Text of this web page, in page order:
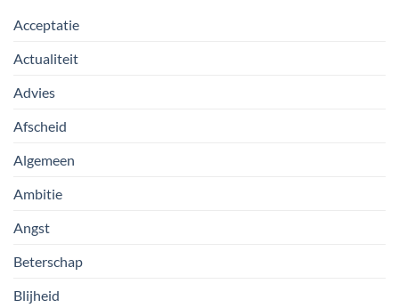
Acceptatie
Actualiteit
Advies
Afscheid
Algemeen
Ambitie
Angst
Beterschap
Blijheid